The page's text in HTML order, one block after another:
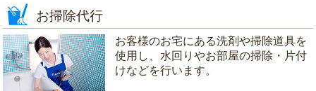
お掃除代行
お客様のお宅にある洗剤や掃除道具を
使用し、水回りやお部屋の掃除・片付
けなどを行います。